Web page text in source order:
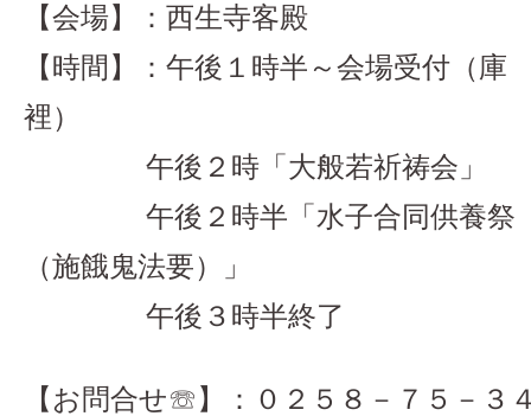
【会場】：西生寺客殿
【時間】：午後１時半～会場受付（庫
裡）
午後２時「大般若祈祷会」
午後２時半「水子合同供養祭
（施餓鬼法要）」
午後３時半終了
【お問合せ☏】：０２５８－７５－３